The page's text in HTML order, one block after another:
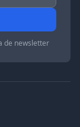
de newsletter